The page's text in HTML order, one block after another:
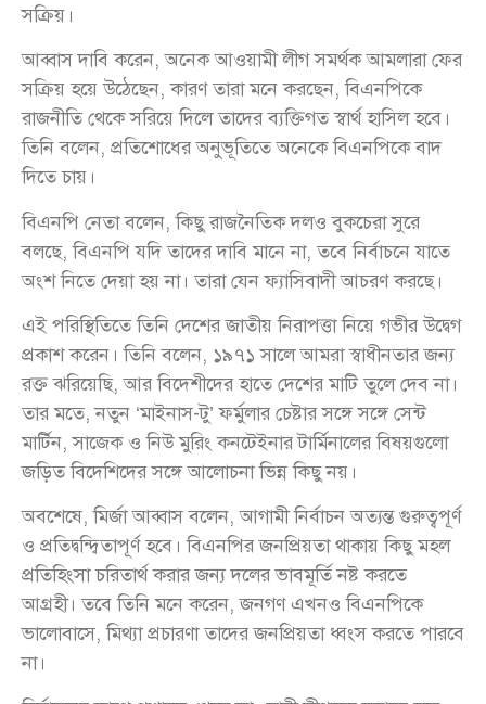
সক্রিয়।
আব্বাস দাবি করেন, অনেক আওয়ামী লীগ সমর্থক আমলারা ফের
সক্রিয় হয়ে উঠেছেন, কারণ তারা মনে করছেন, বিএনপিকে
রাজনীতি থেকে সরিয়ে দিলে তাদের ব্যক্তিগত স্বার্থ হাসিল হবে।
তিনি বলেন, প্রতিশোধের অনুভূতিতে অনেকে বিএনপিকে বাদ
দিতে চায়।
বিএনপি নেতা বলেন, কিছু রাজনৈতিক দলও বুকচেরা সুরে
বলছে, বিএনপি যদি তাদের দাবি মানে না, তবে নির্বাচনে যাতে
অংশ নিতে দেয়া হয় না। তারা যেন ফ্যাসিবাদী আচরণ করছে।
এই পরিস্থিতিতে তিনি দেশের জাতীয় নিরাপত্তা নিয়ে গভীর উদ্বেগ
প্রকাশ করেন। তিনি বলেন, ১৯৭১ সালে আমরা স্বাধীনতার জন্য
রক্ত ঝরিয়েছি, আর বিদেশীদের হাতে দেশের মাটি তুলে দেব না।
তার মতে, নতুন ‘মাইনাস-টু’ ফর্মুলার চেষ্টার সঙ্গে সঙ্গে সেন্ট
মার্টিন, সাজেক ও নিউ মুরিং কনটেইনার টার্মিনালের বিষয়গুলো
জড়িত বিদেশিদের সঙ্গে আলোচনা ভিন্ন কিছু নয়।
অবশেষে, মির্জা আব্বাস বলেন, আগামী নির্বাচন অত্যন্ত গুরুত্বপূর্ণ
ও প্রতিদ্বন্দ্বিতাপূর্ণ হবে। বিএনপির জনপ্রিয়তা থাকায় কিছু মহল
প্রতিহিংসা চরিতার্থ করার জন্য দলের ভাবমূর্তি নষ্ট করতে
আগ্রহী। তবে তিনি মনে করেন, জনগণ এখনও বিএনপিকে
ভালোবাসে, মিথ্যা প্রচারণা তাদের জনপ্রিয়তা ধ্বংস করতে পারবে
না।